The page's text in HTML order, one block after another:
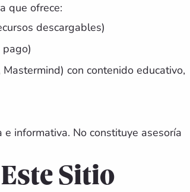
que ofrece:
descargables)
con contenido educativo,
informativa. No constituye asesoría
Sitio